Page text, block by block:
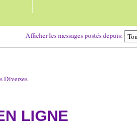
Afficher les messages postés depuis:
Diverses
LIGNE